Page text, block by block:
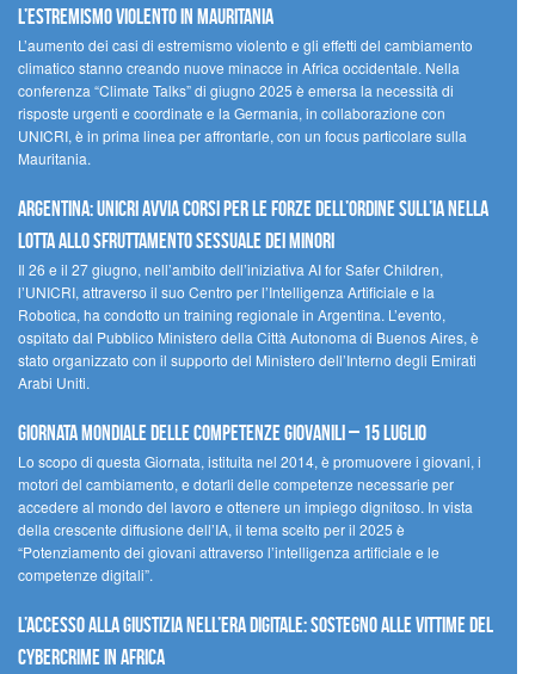
l’estremismo violento in Mauritania
L’aumento dei casi di estremismo violento e gli effetti del cambiamento
climatico stanno creando nuove minacce in Africa occidentale. Nella
conferenza “Climate Talks” di giugno 2025 è emersa la necessità di
risposte urgenti e coordinate e la Germania, in collaborazione con
UNICRI, è in prima linea per affrontarle, con un focus particolare sulla
Mauritania.
Argentina: UNICRI avvia corsi per le forze dell’ordine sull’IA nella
lotta allo sfruttamento sessuale dei minori
Il 26 e il 27 giugno, nell’ambito dell’iniziativa AI for Safer Children,
l’UNICRI, attraverso il suo Centro per l’Intelligenza Artificiale e la
Robotica, ha condotto un training regionale in Argentina. L’evento,
ospitato dal Pubblico Ministero della Città Autonoma di Buenos Aires, è
stato organizzato con il supporto del Ministero dell’Interno degli Emirati
Arabi Uniti.
Giornata Mondiale delle Competenze Giovanili – 15 luglio
Lo scopo di questa Giornata, istituita nel 2014, è promuovere i giovani, i
motori del cambiamento, e dotarli delle competenze necessarie per
accedere al mondo del lavoro e ottenere un impiego dignitoso. In vista
della crescente diffusione dell’IA, il tema scelto per il 2025 è
“Potenziamento dei giovani attraverso l’intelligenza artificiale e le
competenze digitali”.
L’accesso alla giustizia nell’era digitale: sostegno alle vittime del
cybercrime in Africa